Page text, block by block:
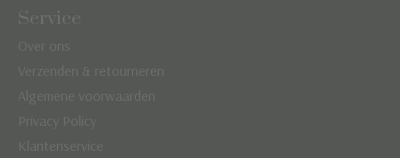
Service
Over ons
Verzenden & retourneren
Algemene voorwaarden
Privacy Policy
Klantenservice